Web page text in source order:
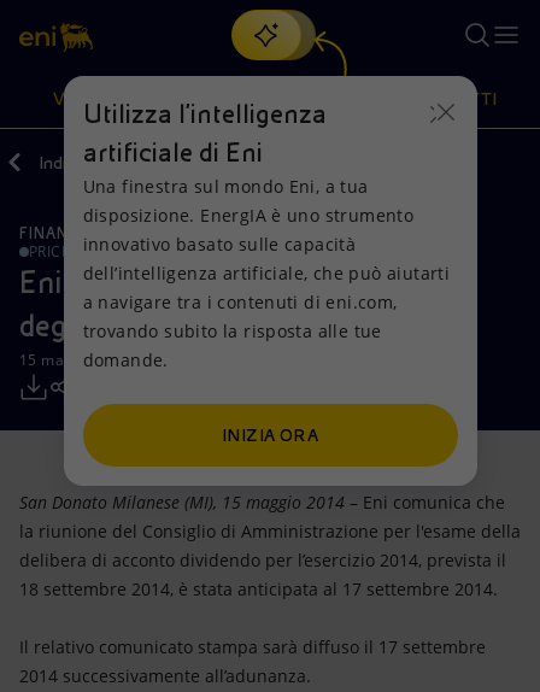
Cerca
scopri EnergIA, la nostra nuova soluzione di intelligenza
artificiale.
VISIONE
Visione
Mission e valori
Persone e Partnership
Net Zero
Modello satellitare
Energia accessibile
Scenari energetici
Azioni
Diversificazione energetica
Tecnologie per la transizione
Collaborazioni per l'innovazione
Attività nel mondo
PRODOTTI
Prodotti
Imprese
Mobilità
Indietro Media Comunicati Stampa
FINANZA, STRATEGIA E REPORT
PRICE SENSITIVE
Eni: aggiornamento del calendario
degli eventi societari 2014
15 maggio 2014 - 11:37 CEST
San Donato Milanese (MI), 15 maggio 2014 – Eni comunica che
la riunione del Consiglio di Amministrazione per l'esame della
delibera di acconto dividendo per l’esercizio 2014, prevista il
18 settembre 2014, è stata anticipata al 17 settembre 2014.
Il relativo comunicato stampa sarà diffuso il 17 settembre
2014 successivamente all’adunanza.
Utilizza l'intelligenza
artificiale di Eni
Una finestra sul mondo Eni, a tua
disposizione. EnergIA è uno strumento
innovativo basato sulle capacità
dell’intelligenza artificiale, che può aiutarti
a navigare tra i contenuti di eni.com,
trovando subito la risposta alle tue
domande.
INIZIA ORA